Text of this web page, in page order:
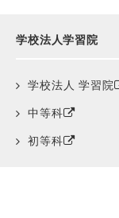
学校法人学習院
学校法人 学習院
中等科
初等科